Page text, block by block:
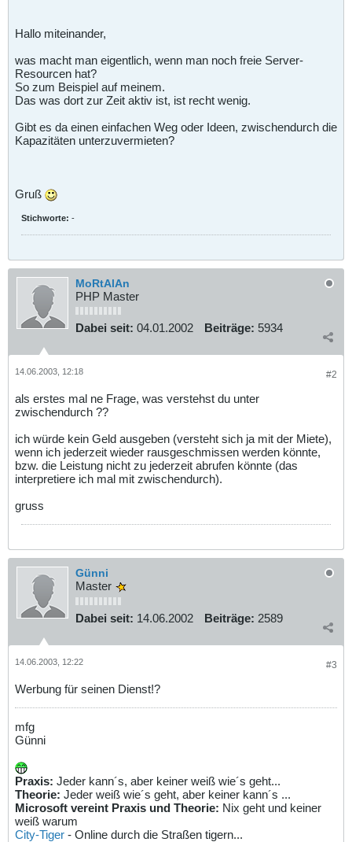
Hallo miteinander,
was macht man eigentlich, wenn man noch freie Server-
Resourcen hat?
So zum Beispiel auf meinem.
Das was dort zur Zeit aktiv ist, ist recht wenig.
Gibt es da einen einfachen Weg oder Ideen, zwischendurch die
Kapazitäten unterzuvermieten?
Gruß
Stichworte: -
MoRtAlAn
PHP Master
Dabei seit: 04.01.2002 Beiträge: 5934
#2
14.06.2003, 12:18
als erstes mal ne Frage, was verstehst du unter
zwischendurch ??
ich würde kein Geld ausgeben (versteht sich ja mit der Miete),
wenn ich jederzeit wieder rausgeschmissen werden könnte,
bzw. die Leistung nicht zu jederzeit abrufen könnte (das
interpretiere ich mal mit zwischendurch).
gruss
Günni
Master
Dabei seit: 14.06.2002 Beiträge: 2589
#3
14.06.2003, 12:22
Werbung für seinen Dienst!?
mfg
Günni
Praxis: Jeder kann´s, aber keiner weiß wie´s geht...
Theorie: Jeder weiß wie´s geht, aber keiner kann´s ...
Microsoft vereint Praxis und Theorie: Nix geht und keiner
weiß warum
City-Tiger - Online durch die Straßen tigern...